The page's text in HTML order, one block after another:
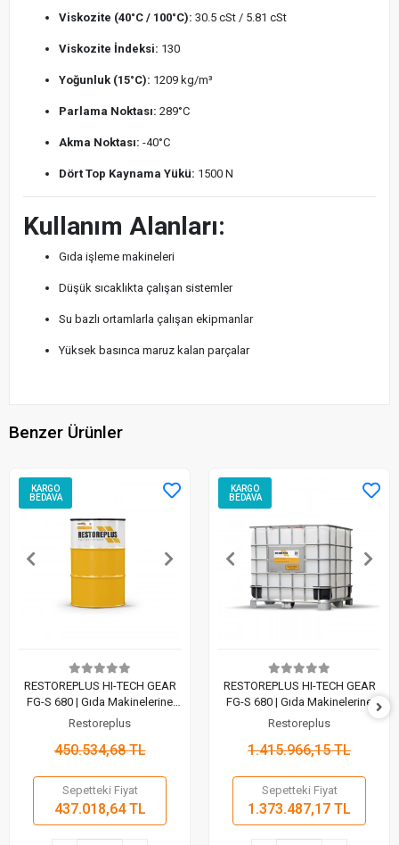
Viskozite (40°C / 100°C): 30.5 cSt / 5.81 cSt
Viskozite İndeksi: 130
Yoğunluk (15°C): 1209 kg/m³
Parlama Noktası: 289°C
Akma Noktası: -40°C
Dört Top Kaynama Yükü: 1500 N
Kullanım Alanları:
Gıda işleme makineleri
Düşük sıcaklıkta çalışan sistemler
Su bazlı ortamlarla çalışan ekipmanlar
Yüksek basınca maruz kalan parçalar
Benzer Ürünler
KARGO
BEDAVA
RESTOREPLUS HI-TECH GEAR
FG-S 680 | Gıda Makinelerine
Uyumlu Sentetik Dişli Yağı (200
Restoreplus
450.534,68 TL
Sepetteki Fiyat
437.018,64 TL
KARGO
BEDAVA
RESTOREPLUS HI-TECH GEAR
FG-S 680 | Gıda Makinelerine
Uyumlu Sentetik Dişli Yağı
(1000 LT)
Restoreplus
1.415.966,15 TL
Sepetteki Fiyat
1.373.487,17 TL